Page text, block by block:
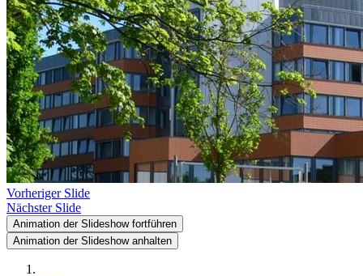
Vorheriger Slide
Nächster Slide
Animation der Slideshow fortführen
Animation der Slideshow anhalten